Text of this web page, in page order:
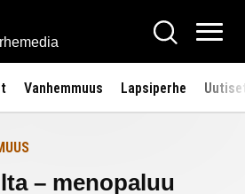
Hae
Vanhemmuus Lapsiperhe
– menopaluu